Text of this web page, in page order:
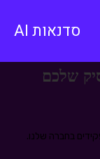
סדנאות AI
שלכם
בחברה שלנו.